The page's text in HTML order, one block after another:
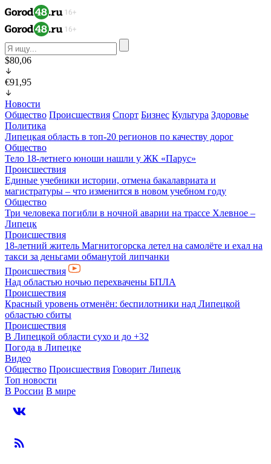
$80,06
€91,95
Новости
Общество Происшествия Спорт Бизнес Культура Здоровье
Политика
Липецкая область в топ-20 регионов по качеству дорог
Общество
Тело 18-летнего юноши нашли у ЖК «Парус»
Происшествия
Единые учебники истории, отмена бакалавриата и
магистратуры – что изменится в новом учебном году
Общество
Три человека погибли в ночной аварии на трассе Хлевное –
Липецк
Происшествия
18-летний житель Магнитогорска летел на самолёте и ехал на
такси за деньгами обманутой липчанки
Происшествия
Над областью ночью перехвачены БПЛА
Происшествия
Красный уровень отменён: беспилотники над Липецкой
областью сбиты
Происшествия
В Липецкой области сухо и до +32
Погода в Липецке
Видео
Общество Происшествия Говорит Липецк
Топ новости
В России В мире